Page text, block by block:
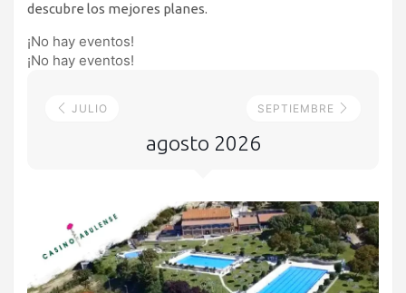
descubre los mejores planes.
¡No hay eventos!
¡No hay eventos!
JULIO
agosto 2026
SEPTIEMBRE